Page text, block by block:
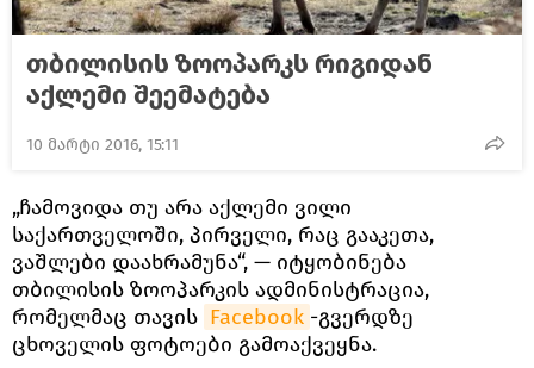
თბილისის ზოოპარკს რიგიდან
აქლემი შეემატება
10 მარტი 2016, 15:11
„ჩამოვიდა თუ არა აქლემი ვილი
საქართველოში, პირველი, რაც გააკეთა,
ვაშლები დაახრამუნა“, — იტყობინება
თბილისის ზოოპარკის ადმინისტრაცია,
რომელმაც თავის Facebook -გვერდზე
ცხოველის ფოტოები გამოაქვეყნა.